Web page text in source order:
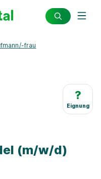
frau
?
Eignung
(m/w/d)